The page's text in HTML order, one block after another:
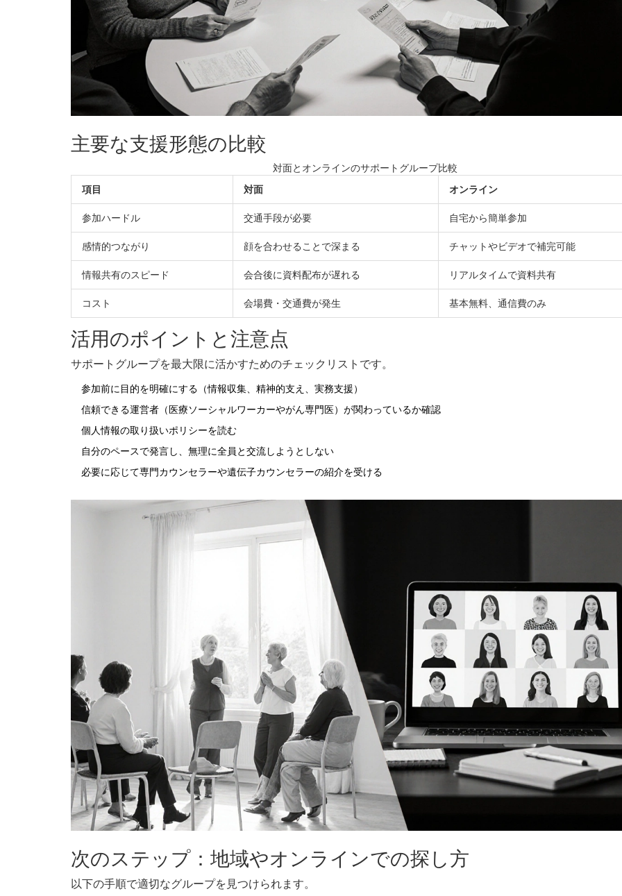
主要な支援形態の比較
対面とオンラインのサポートグループ比較
項目
対面 オンライン
参加ハードル 交通手段が必要 自宅から簡単参加
感情的つながり 顔を合わせることで深まる チャットやビデオで補完可能
情報共有のスピード 会合後に資料配布が遅れる リアルタイムで資料共有
コスト 会場費・交通費が発生 基本無料、通信費のみ
活用のポイントと注意点
サポートグループを最大限に活かすためのチェックリストです。
参加前に目的を明確にする（情報収集、精神的支え、実務支援）
信頼できる運営者（医療ソーシャルワーカーやがん専門医）が関わっているか確認
個人情報の取り扱いポリシーを読む
自分のペースで発言し、無理に全員と交流しようとしない
必要に応じて専門カウンセラーや遺伝子カウンセラーの紹介を受ける
次のステップ：地域やオンラインでの探し方
以下の手順で適切なグループを見つけられます。